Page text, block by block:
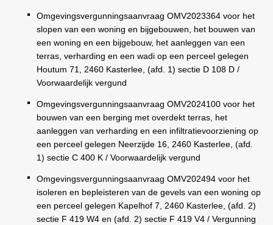
Omgevingsvergunningsaanvraag OMV2023364 voor het
slopen van een woning en bijgebouwen, het bouwen van
een woning en een bijgebouw, het aanleggen van een
terras, verharding en een wadi op een perceel gelegen
Houtum 71, 2460 Kasterlee, (afd. 1) sectie D 108 D /
Voorwaardelijk vergund
Omgevingsvergunningsaanvraag OMV2024100 voor het
bouwen van een berging met overdekt terras, het
aanleggen van verharding en een infiltratievoorziening op
een perceel gelegen Neerzijde 16, 2460 Kasterlee, (afd.
1) sectie C 400 K / Voorwaardelijk vergund
Omgevingsvergunningsaanvraag OMV202494 voor het
isoleren en bepleisteren van de gevels van een woning op
een perceel gelegen Kapelhof 7, 2460 Kasterlee, (afd. 2)
sectie F 419 W4 en (afd. 2) sectie F 419 V4 / Vergunning